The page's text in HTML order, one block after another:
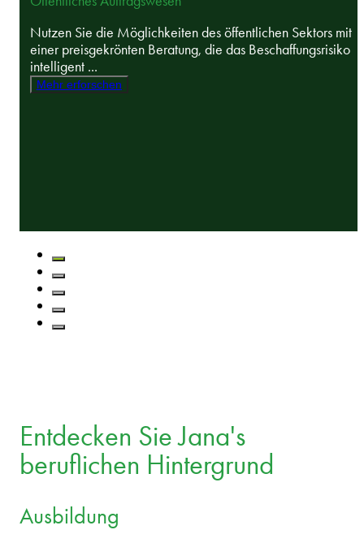
Nutzen Sie die Möglichkeiten des öffentlichen Sektors mit
einer preisgekrönten Beratung, die das Beschaffungsrisiko
intelligent ...
Mehr erforschen
Entdecken Sie Jana's
beruflichen Hintergrund
Ausbildung